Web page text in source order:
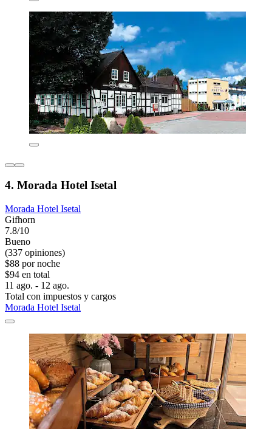
4. Morada Hotel Isetal
Morada Hotel Isetal
Gifhorn
7.8/10
Bueno
(337 opiniones)
$88 por noche
$94 en total
11 ago. - 12 ago.
Total con impuestos y cargos
Morada Hotel Isetal